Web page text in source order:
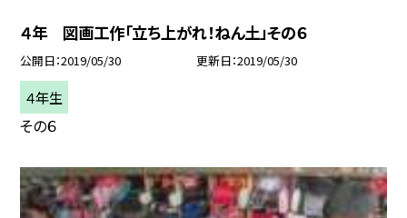
４年 図画工作「立ち上がれ！ねん土」その６
公開日 2019/05/30 更新日 2019/05/30
４年生
その６